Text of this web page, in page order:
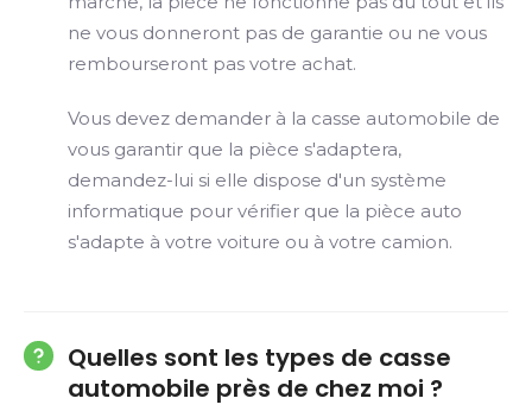
ne vous donneront pas de garantie ou ne vous
rembourseront pas votre achat.
Vous devez demander à la casse automobile de
vous garantir que la pièce s'adaptera,
demandez-lui si elle dispose d'un système
informatique pour vérifier que la pièce auto
s'adapte à votre voiture ou à votre camion.
Quelles sont les types de casse
automobile près de chez moi ?